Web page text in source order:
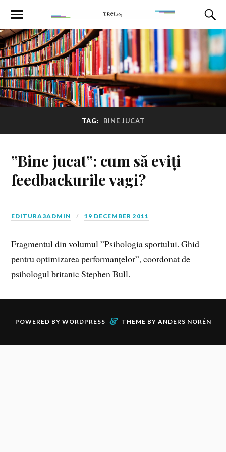
TAG: BINE JUCAT
”Bine jucat”: cum să eviți
feedbackurile vagi?
EDITURA3ADMIN 19 DECEMBER 2011
Fragmentul din volumul ”Psihologia sportului. Ghid
pentru optimizarea performanțelor”, coordonat de
psihologul britanic Stephen Bull.
POWERED BY WORDPRESS & THEME BY ANDERS NORÉN